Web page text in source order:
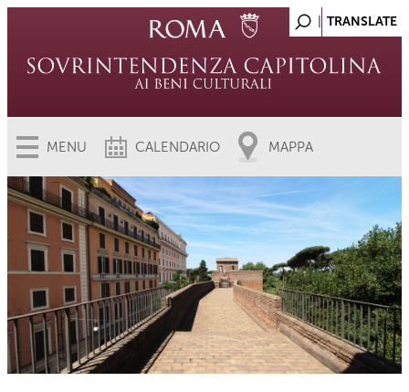
MENU CALENDARIO MAPPA